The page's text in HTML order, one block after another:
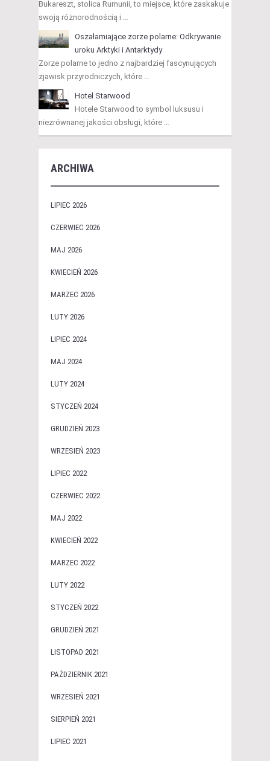
Bukareszt, stolica Rumunii, to miejsce, które zaskakuje
swoją różnorodnością i …
Oszałamiające zorze polarne: Odkrywanie
uroku Arktyki i Antarktydy
Zorze polarne to jedno z najbardziej fascynujących
zjawisk przyrodniczych, które …
Hotel Starwood
Hotele Starwood to symbol luksusu i
niezrównanej jakości obsługi, które …
ARCHIWA
LIPIEC 2026
CZERWIEC 2026
MAJ 2026
KWIECIEŃ 2026
MARZEC 2026
LUTY 2026
LIPIEC 2024
MAJ 2024
LUTY 2024
STYCZEŃ 2024
GRUDZIEŃ 2023
WRZESIEŃ 2023
LIPIEC 2022
CZERWIEC 2022
MAJ 2022
KWIECIEŃ 2022
MARZEC 2022
LUTY 2022
STYCZEŃ 2022
GRUDZIEŃ 2021
LISTOPAD 2021
PAŹDZIERNIK 2021
WRZESIEŃ 2021
SIERPIEŃ 2021
LIPIEC 2021